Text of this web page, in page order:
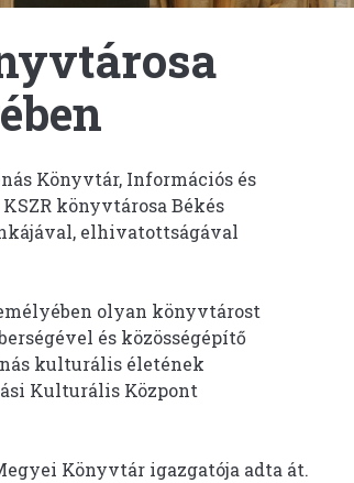
Könyvtár, Információs és
könyvtárosa Békés
elhivatottságával
olyan könyvtárost
és közösségépítő
kulturális életének
Kulturális Központ
Könyvtár igazgatója adta át.